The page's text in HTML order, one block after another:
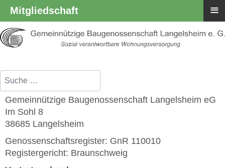
Suchen
Gemeinnützige Baugenossenschaft Langelsheim eG
Im Sohl 8
38685 Langelsheim
Genossenschaftsregister: GnR 110010
Registergericht: Braunschweig
Mitgliedschaft ≡